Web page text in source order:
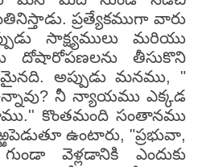
ప్రత్యేకముగా వారు
సాక్ష్యములు మరియు
దోషారోపణలను తీసుకొని
అప్పుడు మనము, "
నీ న్యాయము ఎక్కడ
కొంతమంది సంతానము
ఉంటారు, "ప్రభువా,
వెళ్లడానికి ఎందుకు